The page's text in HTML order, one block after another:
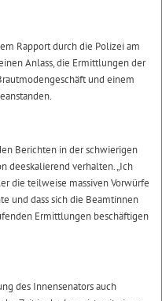
Rapport durch die Polizei am
Anlass, die Ermittlungen der
und einem
Berichten in der schwierigen
deeskalierend verhalten. „Ich
die teilweise massiven Vorwürfe
und dass sich die Beamtinnen
Ermittlungen beschäftigen
des Innensenators auch